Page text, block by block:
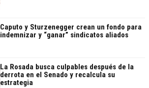
Caputo y Sturzenegger crean un fondo para
indemnizar y “ganar” sindicatos aliados
La Rosada busca culpables después de la
derrota en el Senado y recalcula su
estrategia